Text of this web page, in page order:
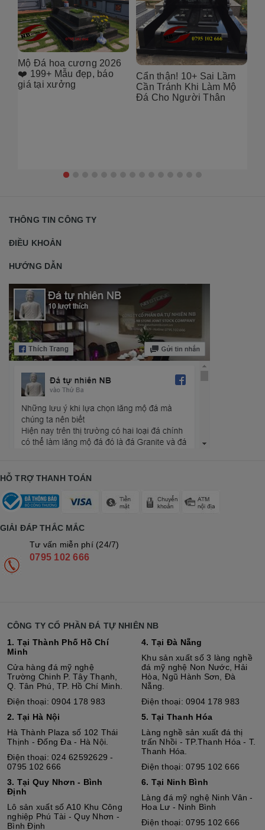
Cẩn thận! 10+ Sai Lầm
Cần Tránh Khi Làm Mộ
[101++ Mẫu] Biển Hiệu
Đá Khối Đẹp Cho Công
Ty, Resort & Đô Thị Mới
THÔNG TIN CÔNG TY
ĐIỀU KHOẢN
HƯỚNG DẪN
HỖ TRỢ THANH TOÁN
GIẢI ĐÁP THẮC MẮC
Tư vấn miễn phí (24/7)
0795 102 666
CÔNG TY CỔ PHẦN ĐÁ TỰ NHIÊN NB
1. Tại Thành Phố Hồ Chí
Minh
Cửa hàng đá mỹ nghệ
Trường Chinh P. Tây Thạnh,
Q. Tân Phú, TP. Hồ Chí Minh.
Điện thoại: 0904 178 983
2. Tại Hà Nội
Hà Thành Plaza số 102 Thái
Thịnh - Đống Đa - Hà Nội.
Điện thoại: 024 62592629 -
0795 102 666
3. Tại Quy Nhơn - Bình
Định
Lô sản xuất số A10 Khu Công
nghiệp Phú Tài - Quy Nhơn -
Bình Định
4. Tại Đà Nẵng
Khu sản xuất số 3 làng nghề
đá mỹ nghệ Non Nước, Hải
Hòa, Ngũ Hành Sơn, Đà
Nẵng.
Điện thoại: 0904 178 983
5. Tại Thanh Hóa
Làng nghề sản xuất đá thị
trấn Nhồi - TP.Thanh Hóa - T.
Thanh Hóa.
Điện thoại: 0795 102 666
6. Tại Ninh Bình
Làng đá mỹ nghệ Ninh Vân -
Hoa Lư - Ninh Bình
Điện thoại: 0795 102 666